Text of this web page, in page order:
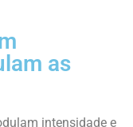
as
intensidade e